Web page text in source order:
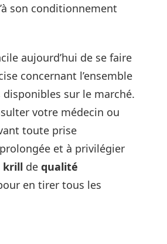
son conditionnement
aujourd’hui de se faire
concernant l’ensemble
disponibles sur le marché.
votre médecin ou
toute prise
et à privilégier
krill de qualité
en tirer tous les